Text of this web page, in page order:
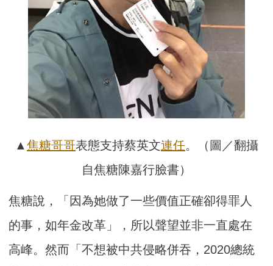
▲ 焦糖哥哥表態支持蔡英文連任。（圖／翻攝
自焦糖陳嘉行臉書）
焦糖說，「因為她做了一些價值正確卻得罪人
的事，如年金改革」，所以聲望並非一直處在
高峰。然而「不想被中共侵略併吞，2020總統